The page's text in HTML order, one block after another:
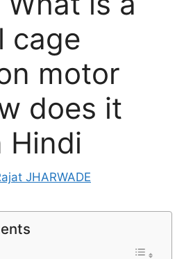
cage
motor
does it
Hindi
JHARWADE